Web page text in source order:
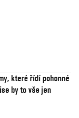
které řídí pohonné
by to vše jen